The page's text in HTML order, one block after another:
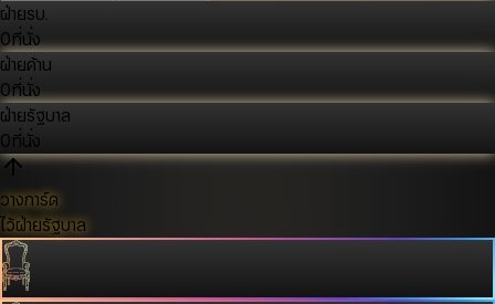
ฝ่ายรบ.
0ที่นั่ง
ฝ่ายค้าน
0ที่นั่ง
ฝ่ายรัฐบาล
0ที่นั่ง
วางการ์ด
ไว้ฝ่ายรัฐบาล